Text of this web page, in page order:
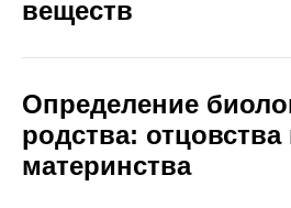
веществ
Определение
родства: отцовства
материнства